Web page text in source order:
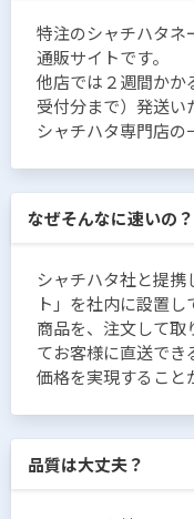
特注のシャチハタネ
通販サイトです。
他店では２週間かか
受付分まで）発送い
シャチハタ専門店の
なぜそんなに速いの？
シャチハタ社と提携
ト」を社内に設置し
商品を、注文して取
てお客様に直送でき
価格を実現すること
品質は大丈夫？